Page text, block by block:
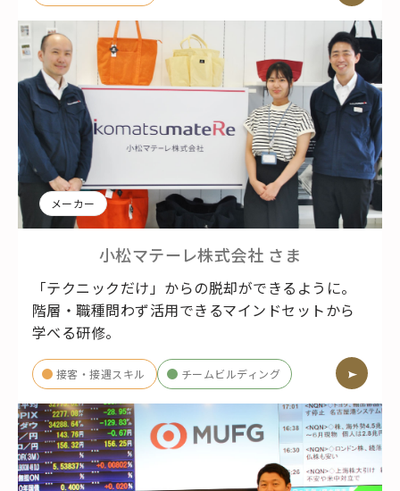
メーカー
小松マテーレ株式会社 さま
「テクニックだけ」からの脱却ができるように。
階層・職種問わず活用できるマインドセットから
学べる研修。
接客・接遇スキル チームビルディング